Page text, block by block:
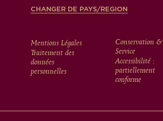
CHANGER DE PAYS/REGION
FOOTER
MENU
Mentions Légales
Traitement des
données
personnelles
Conservation &
Service
Accessibilité :
partiellement
conforme